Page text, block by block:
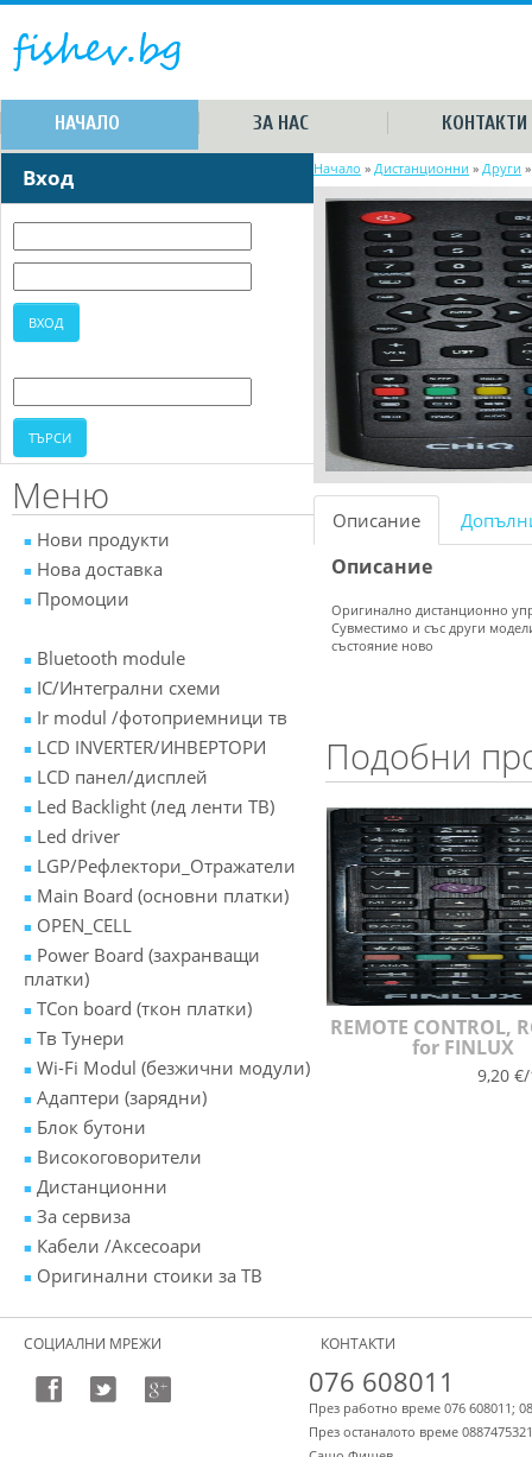
НАЧАЛО ЗА НАС КОНТАКТИ
Вход
Меню
Нови продукти
Нова доставка
Промоции
Bluetooth module
IC/Интегрални схеми
Ir modul /фотоприемници тв
LCD INVERTER/ИНВЕРТОРИ
LCD панел/дисплей
Led Backlight (лед ленти ТВ)
Led driver
LGP/Рефлектори_Отражатели
Main Board (основни платки)
OPEN_CELL
Power Board (захранващи
платки)
TCon board (ткон платки)
Tв Тунери
Wi-Fi Modul (безжични модули)
Адаптери (зарядни)
Блок бутони
Високоговорители
Дистанционни
За сервиза
Кабели /Аксесоари
Оригинални стоики за ТВ
Начало » Дистанционни » Други
Описание
Описание
Оригинално дистанционно
Сувместимо и със други
състояние ново
Подобни
REMOTE CONTROL,
for FINLUX
9,20
СОЦИАЛНИ МРЕЖИ КОНТАКТИ
076 608011
През работно време 076 608011;
През останалото време 0887475321